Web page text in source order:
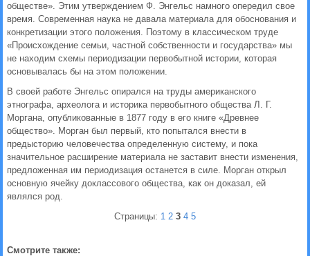
обществе». Этим утверждением Ф. Энгельс намного опередил свое
время. Современная наука не давала материала для обоснования и
конкретизации этого положения. Поэтому в классическом труде
«Происхождение семьи, частной собственности и государства» мы
не находим схемы периодизации первобытной истории, которая
основывалась бы на этом положении.
В своей работе Энгельс опирался на труды американского
этнографа, археолога и историка первобытного общества Л. Г.
Моргана, опубликованные в 1877 году в его книге «Древнее
общество». Морган был первый, кто попытался внести в
предысторию человечества определенную систему, и пока
значительное расширение материала не заставит внести изменения,
предложенная им периодизация останется в силе. Морган открыл
основную ячейку доклассового общества, как он доказал, ей
являлся род.
Страницы: 1 2 3 4 5
Смотрите также: